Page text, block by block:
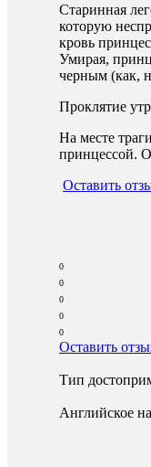
Старинная
которую
кровь
Умирая,
черным (как,
Проклятие
На месте
принцессой.
Оставить
0
0
0
0
0
Оставить
Тип
Английское